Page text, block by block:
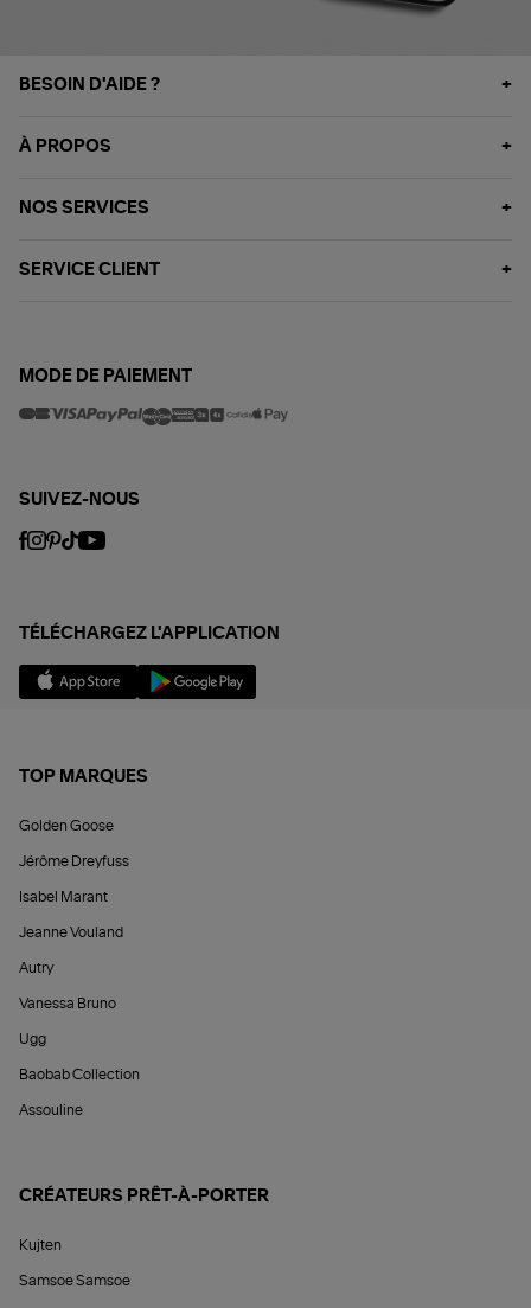
BESOIN D'AIDE ?
À PROPOS
NOS SERVICES
SERVICE CLIENT
MODE DE PAIEMENT
SUIVEZ-NOUS
TÉLÉCHARGEZ L'APPLICATION
TOP MARQUES
Golden Goose
Jérôme Dreyfuss
Isabel Marant
Jeanne Vouland
Autry
Vanessa Bruno
Ugg
Baobab Collection
Assouline
CRÉATEURS PRÊT-À-PORTER
Kujten
Samsoe Samsoe